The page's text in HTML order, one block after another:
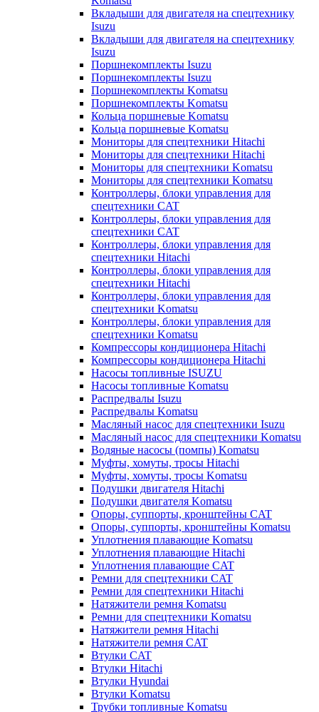
Вкладыши для двигателя на спецтехнику
Isuzu
Вкладыши для двигателя на спецтехнику
Isuzu
Поршнекомплекты Isuzu
Поршнекомплекты Isuzu
Поршнекомплекты Komatsu
Поршнекомплекты Komatsu
Кольца поршневые Komatsu
Кольца поршневые Komatsu
Мониторы для спецтехники Hitachi
Мониторы для спецтехники Hitachi
Мониторы для спецтехники Komatsu
Мониторы для спецтехники Komatsu
Контроллеры, блоки управления для
спецтехники CAT
Контроллеры, блоки управления для
спецтехники CAT
Контроллеры, блоки управления для
спецтехники Hitachi
Контроллеры, блоки управления для
спецтехники Hitachi
Контроллеры, блоки управления для
спецтехники Komatsu
Контроллеры, блоки управления для
спецтехники Komatsu
Компрессоры кондиционера Hitachi
Компрессоры кондиционера Hitachi
Насосы топливные ISUZU
Насосы топливные Komatsu
Распредвалы Isuzu
Распредвалы Komatsu
Масляный насос для спецтехники Isuzu
Масляный насос для спецтехники Komatsu
Водяные насосы (помпы) Komatsu
Муфты, хомуты, тросы Hitachi
Муфты, хомуты, тросы Komatsu
Подушки двигателя Hitachi
Подушки двигателя Komatsu
Опоры, суппорты, кронштейны CAT
Опоры, суппорты, кронштейны Komatsu
Уплотнения плавающие Komatsu
Уплотнения плавающие Hitachi
Уплотнения плавающие CAT
Ремни для спецтехники CAT
Ремни для спецтехники Hitachi
Натяжители ремня Komatsu
Ремни для спецтехники Komatsu
Натяжители ремня Hitachi
Натяжители ремня CAT
Втулки CAT
Втулки Hitachi
Втулки Hyundai
Втулки Komatsu
Трубки топливные Komatsu